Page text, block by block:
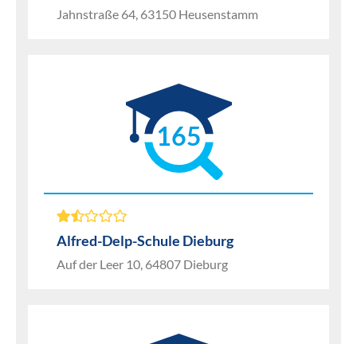
Jahnstraße 64, 63150 Heusenstamm
165
Alfred-Delp-Schule Dieburg
Auf der Leer 10, 64807 Dieburg